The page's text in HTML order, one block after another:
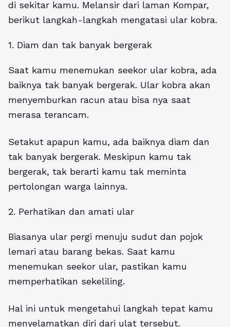
di sekitar kamu. Melansir dari laman Kompar,
berikut langkah-langkah mengatasi ular kobra.
1. Diam dan tak banyak bergerak
Saat kamu menemukan seekor ular kobra, ada
baiknya tak banyak bergerak. Ular kobra akan
menyemburkan racun atau bisa nya saat
merasa terancam.
Setakut apapun kamu, ada baiknya diam dan
tak banyak bergerak. Meskipun kamu tak
bergerak, tak berarti kamu tak meminta
pertolongan warga lainnya.
2. Perhatikan dan amati ular
Biasanya ular pergi menuju sudut dan pojok
lemari atau barang bekas. Saat kamu
menemukan seekor ular, pastikan kamu
memperhatikan sekeliling.
Hal ini untuk mengetahui langkah tepat kamu
menyelamatkan diri dari ulat tersebut.